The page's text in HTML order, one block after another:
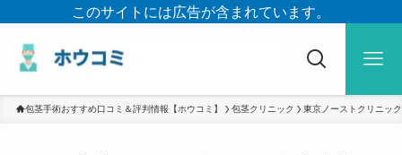
このサイトには広告が含まれています。
包茎手術おすすめ口コミ＆評判情報【ホウコミ】 包茎クリニック 東京ノーストクリニック